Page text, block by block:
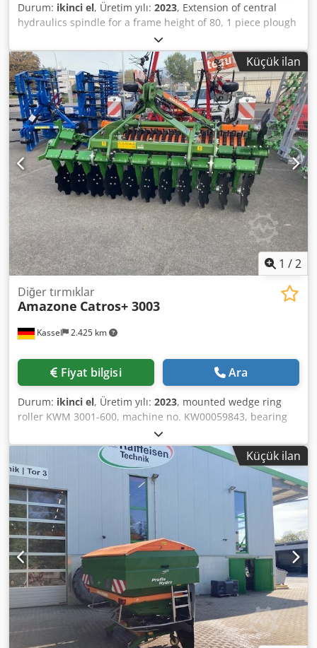
Durum: ikinci el, Üretim yılı: 2023, Extension of central
hydraulics spindle for a frame height of 80, 1 piece plough
body STW / 35, 1 pair of mouldboards 430, 1 pair of heavy-
duty share points, 1 pair of insert plates for STW / 35, 1
pair of disc coulter holders for Variopf disc coulter D 500
serrated and / spring-mounted, 1 Dcsdpfer Ucigox Ai Nsk
Küçük ilan
1 /2
Kassel 2.425 km
Diğer tırmıklar
Amazone Catros+ 3003
Fiyat bilgisi Ara
Durum: ikinci el, Üretim yılı: 2023, mounted wedge ring
roller KWM 3001-600, machine no. KW00059843, bearing
kit for / roller - attachment compact disc harrow - disc
carrier field for Catros, hydraulic / working depth
adjustment, LED road lighting for rigid machines / disc
Dedpsr Ty N Ejfx Ai Nsck
Küçük ilan